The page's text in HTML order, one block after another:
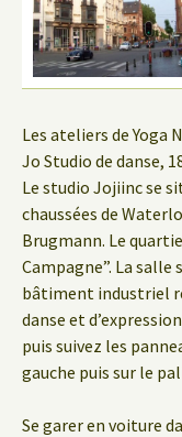
Les ateliers de Yoga
Jo Studio de danse,
Le studio Jojiinc se
chaussées de
Brugmann. Le
Campagne”. La salle
bâtiment industriel
danse et
puis suivez les
gauche puis sur le
Se garer en voiture